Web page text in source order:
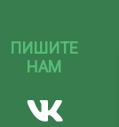
ПИШИТЕ
НАМ